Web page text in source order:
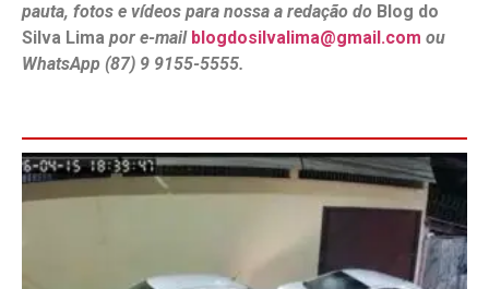
pauta, fotos e vídeos para nossa a redação do Blog do
Silva Lima por e-mail blogdosilvalima@gmail.com ou
WhatsApp (87) 9 9155-5555.